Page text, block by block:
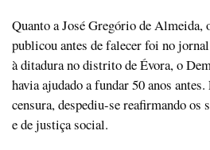
Quanto a José Gregório de
publicou antes de falecer foi no
à ditadura no distrito de Évora, o
havia ajudado a fundar 50 anos
censura, despediu-se reafirmando os
e de justiça social.